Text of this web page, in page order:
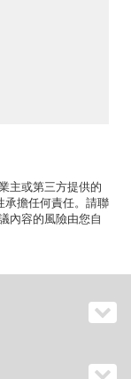
主或第三方提供的
承擔任何責任。請聯
內容的風險由您自